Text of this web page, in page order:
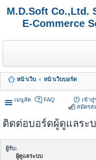
M.D.Soft Co.,Ltd.
E-Commerce
หน้าเว็บ
หน้าเว็บบอร์ด
เมนูลัด
FAQ
เข้าสู่
สมัครส
ติดต่อบอร์ดผู้ดูแลระ
ผู้รับ:
ผู้ดูแลระบบ